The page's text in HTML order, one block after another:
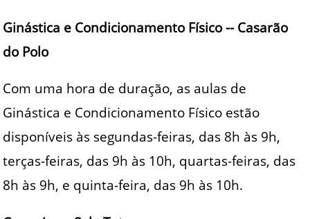
Ginástica e Condicionamento Físico -- Casarão
do Polo
Com uma hora de duração, as aulas de
Ginástica e Condicionamento Físico estão
disponíveis às segundas-feiras, das 8h às 9h,
terças-feiras, das 9h às 10h, quartas-feiras, das
8h às 9h, e quinta-feira, das 9h às 10h.